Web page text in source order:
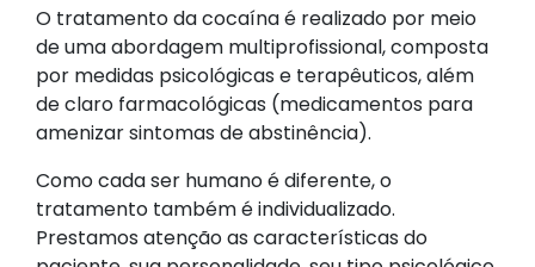
O tratamento da cocaína é realizado por meio
de uma abordagem multiprofissional, composta
por medidas psicológicas e terapêuticos, além
de claro farmacológicas (medicamentos para
amenizar sintomas de abstinência).
Como cada ser humano é diferente, o
tratamento também é individualizado.
Prestamos atenção as características do